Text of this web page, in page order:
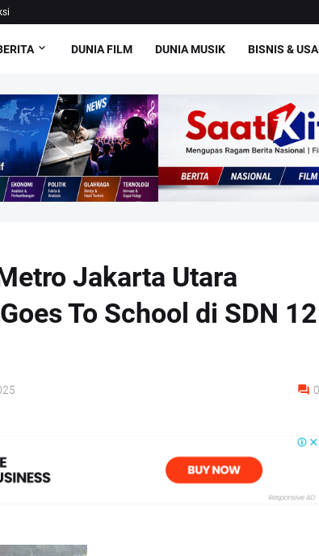
DUNIA FILM DUNIA MUSIK BISNIS &
Jakarta Utara
To School di SDN 12
0